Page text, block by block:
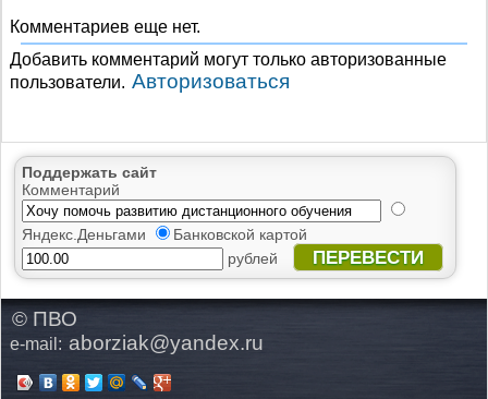
Комментариев еще нет.
Добавить комментарий могут только авторизованные
пользователи. Авторизоваться
Поддержать сайт
Комментарий
Яндекс.Деньгами
Банковской картой
рублей
ПЕРЕВЕСТИ
© ПВО
e-mail: aborziak@yandex.ru